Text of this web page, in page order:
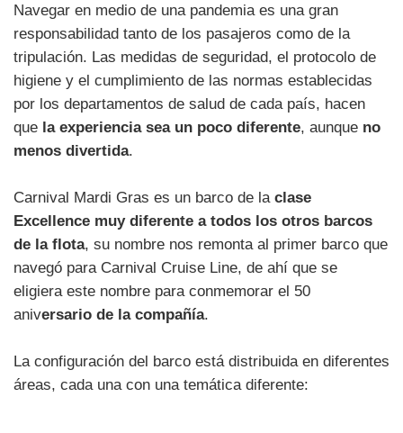
Navegar en medio de una pandemia es una gran
responsabilidad tanto de los pasajeros como de la
tripulación. Las medidas de seguridad, el protocolo de
higiene y el cumplimiento de las normas establecidas
por los departamentos de salud de cada país, hacen
que la experiencia sea un poco diferente, aunque no
menos divertida.
Carnival Mardi Gras es un barco de la clase
Excellence muy diferente a todos los otros barcos
de la flota, su nombre nos remonta al primer barco que
navegó para Carnival Cruise Line, de ahí que se
eligiera este nombre para conmemorar el 50
aniversario de la compañía.
La configuración del barco está distribuida en diferentes
áreas, cada una con una temática diferente: